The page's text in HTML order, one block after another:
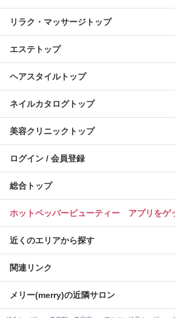
リラク・マッサージトップ
エステトップ
ヘアスタイルトップ
ネイルカタログトップ
美容クリニックトップ
ログイン / 会員登録
総合トップ
ホットペッパービューティー アプリをゲ
近くのエリアから探す
関連リンク
メリー(merry)の近隣サロン